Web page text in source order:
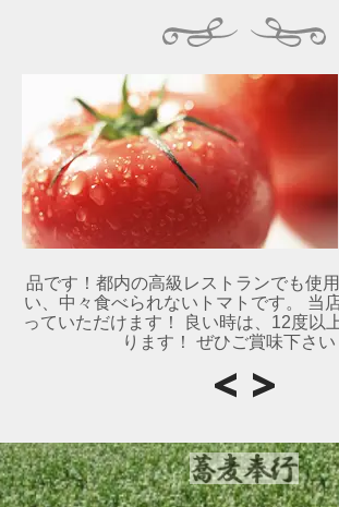
品です！都内の高級レストランでも使
い、中々食べられないトマトです。 当
っていただけます！ 良い時は、12度以
ります！ ぜひご賞味下さい